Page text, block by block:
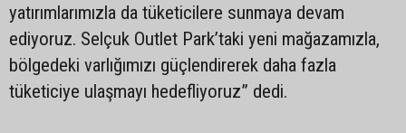
yatırımlarımızla da tüketicilere sunmaya devam
ediyoruz. Selçuk Outlet Park’taki yeni mağazamızla,
bölgedeki varlığımızı güçlendirerek daha fazla
tüketiciye ulaşmayı hedefliyoruz” dedi.